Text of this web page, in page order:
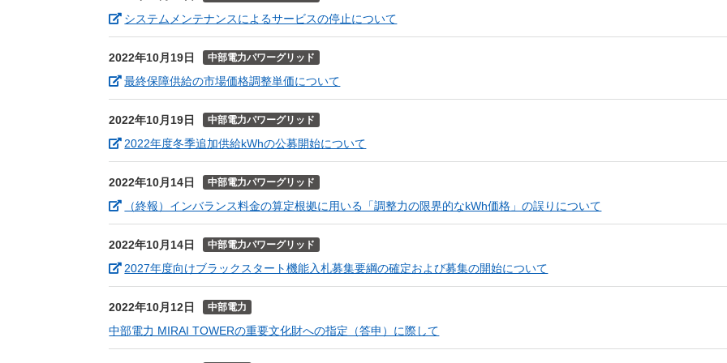
システムメンテナンスによるサービスの停止について
2022年10月19日 中部電力パワーグリッド
最終保障供給の市場価格調整単価について
2022年10月19日 中部電力パワーグリッド
2022年度冬季追加供給kWhの公募開始について
2022年10月14日 中部電力パワーグリッド
（終報）インバランス料金の算定根拠に用いる「調整力の限界的なkWh価格」の誤りについて
2022年10月14日 中部電力パワーグリッド
2027年度向けブラックスタート機能入札募集要綱の確定および募集の開始について
2022年10月12日 中部電力
中部電力 MIRAI TOWERの重要文化財への指定（答申）に際して